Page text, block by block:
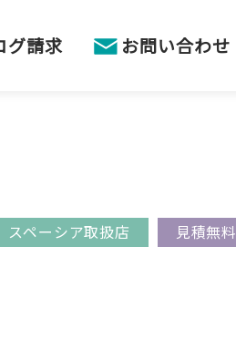
グ請求 お問い合わせ
スペーシア取扱店 見積無料